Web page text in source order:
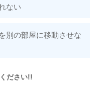
ない
別の部屋に移動させな
ださい!!